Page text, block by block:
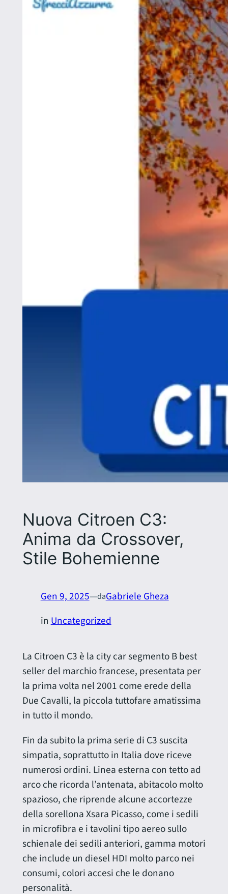
Nuova Citroen C3:
Anima da Crossover,
Stile Bohemienne
Gen 9, 2025—daGabriele Gheza
inUncategorized
La Citroen C3 è la city car segmento B best
seller del marchio francese, presentata per
la prima volta nel 2001 come erede della
Due Cavalli, la piccola tuttofare amatissima
in tutto il mondo.
Fin da subito la prima serie di C3 suscita
simpatia, soprattutto in Italia dove riceve
numerosi ordini. Linea esterna con tetto ad
arco che ricorda l’antenata, abitacolo molto
spazioso, che riprende alcune accortezze
della sorellona Xsara Picasso, come i sedili
in microfibra e i tavolini tipo aereo sullo
schienale dei sedili anteriori, gamma motori
che include un diesel HDI molto parco nei
consumi, colori accesi che le donano
personalità.